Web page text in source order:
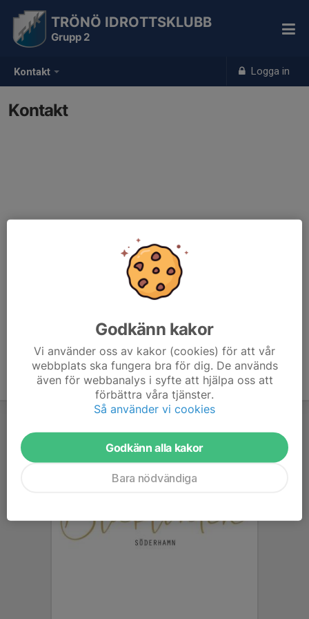
Kontakt Logga in
TRÖNÖ IDROTTSKLUBB
Grupp 2
Kontakt
Godkänn kakor
Vi använder oss av kakor (cookies) för att vår
webbplats ska fungera bra för dig. De används
även för webbanalys i syfte att hjälpa oss att
förbättra våra tjänster.
Så använder vi cookies
Godkänn alla kakor
Bara nödvändiga